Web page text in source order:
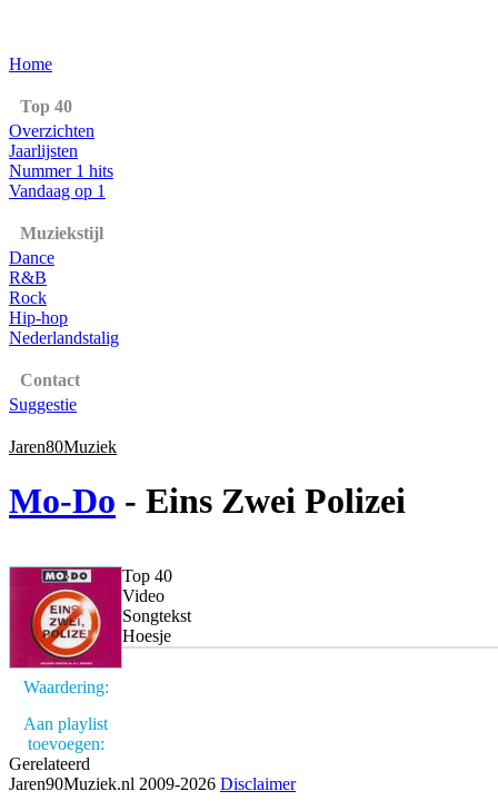
Home
Top 40
Overzichten
Jaarlijsten
Nummer 1 hits
Vandaag op 1
Muziekstijl
Dance
R&B
Rock
Hip-hop
Nederlandstalig
Contact
Suggestie
Jaren80Muziek
Mo-Do - Eins Zwei Polizei
Waardering:
Aan playlist
toevoegen:
Top 40
Video
Songtekst
Hoesje
Gerelateerd
Jaren90Muziek.nl 2009-2026 Disclaimer